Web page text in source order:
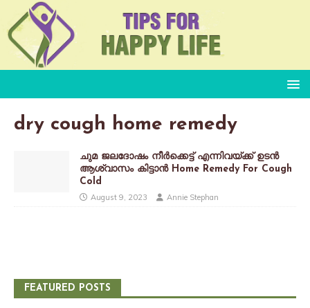
dry cough home remedy
ചുമ ജലദോഷം നീർക്കെട്ട് എന്നിവയ്ക്ക് ഉടൻ
ആശ്വാസം കിട്ടാൻ Home Remedy For Cough
Cold
August 9, 2023 Annie Stephan
FEATURED POSTS